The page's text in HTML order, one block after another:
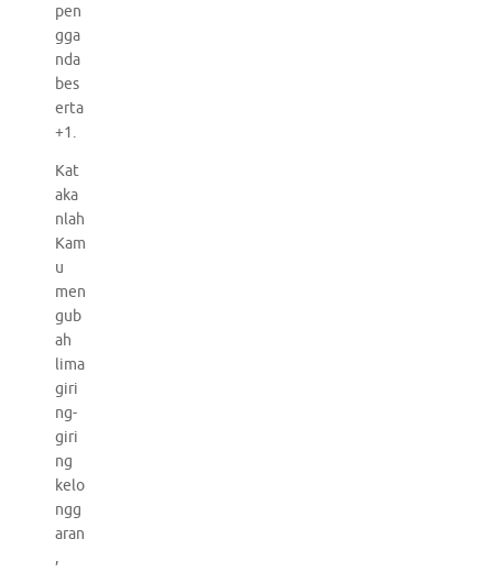
pen
gga
nda
bes
erta
+1.
Kat
aka
nlah
Kam
u
men
gub
ah
lima
giri
ng-
giri
ng
kelo
ngg
aran
,